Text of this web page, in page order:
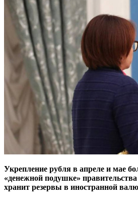
Укрепление рубля в апреле и мае
«денежной подушке»
хранит резервы в иностранной